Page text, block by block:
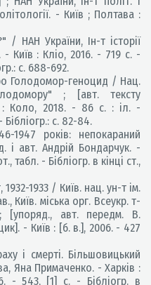
- Київ ; Полтава :
НАН України, Ін-т історії
Київ : Кліо, 2016. - 719 с. -
с. 688-692.
Голодомор-геноцид / Нац.
; [авт. тексту
: Коло, 2018. - 86 с. : іл. -
с. 82-84.
1947 років: непокараний
і авт. Андрій Бондарчук. -
табл. - Бібліогр. в кінці ст.,
1932-1933 / Київ. нац. ун-т ім.
Київ. міська орг. Всеукр. т-
авт. передм. В.
- Київ : [б. в.], 2006. - 427
і смерті. Більшовицький
Яна Примаченко. - Харків :
- 543, [1] с. - Бібліогр. в